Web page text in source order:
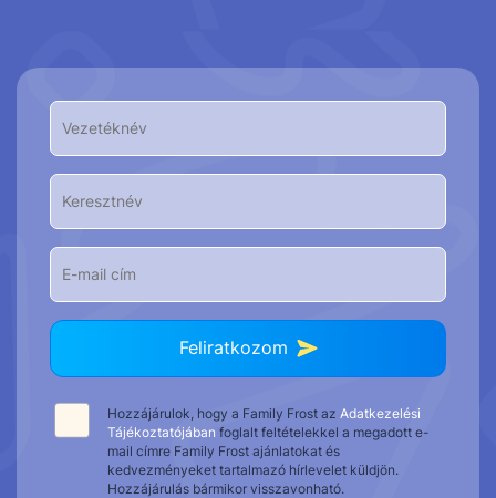
Feliratkozom
Hozzájárulok, hogy a Family Frost az Adatkezelési
Tájékoztatójában foglalt feltételekkel a megadott e-
mail címre Family Frost ajánlatokat és
kedvezményeket tartalmazó hírlevelet küldjön.
Hozzájárulás bármikor visszavonható.